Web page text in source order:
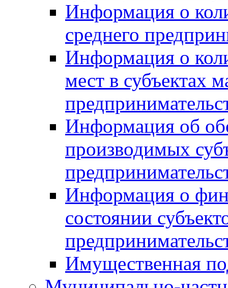
Информация о
среднего
Информация о
мест в субъектах
Информация об
производимых
Информация о
состоянии
Имущественная